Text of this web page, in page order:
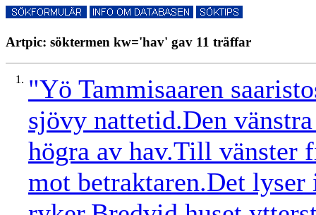
Artpic: söktermen kw='hav' gav 11 träffar
1. "Yö Tammisaaren
sjövy nattetid.Den
högra av hav.Till vänster
mot betraktaren.Det lyser